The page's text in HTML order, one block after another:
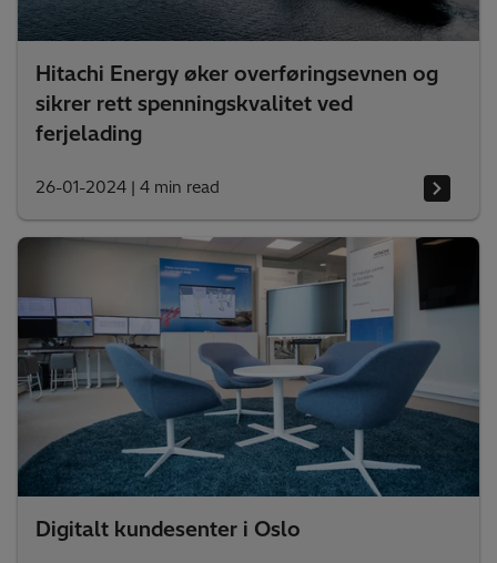
Hitachi Energy øker overføringsevnen og
sikrer rett spenningskvalitet ved
ferjelading
26-01-2024 | 4 min read
Digitalt kundesenter i Oslo